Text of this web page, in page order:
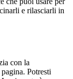
e rilasciarli in
con la
Potresti